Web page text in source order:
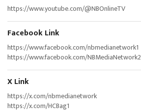
https://www.youtube.com/@NBOnlineTV
Facebook Link
https://www.facebook.com/nbmedianetwork1
https://www.facebook.com/NBMediaNetwork2
X Link
https://x.com/nbmedianetwork
https://x.com/HCBag1